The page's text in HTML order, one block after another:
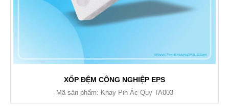
XỐP ĐỆM CÔNG NGHIỆP EPS
Mã sản phẩm: Khay Pin Ắc Quy TA003